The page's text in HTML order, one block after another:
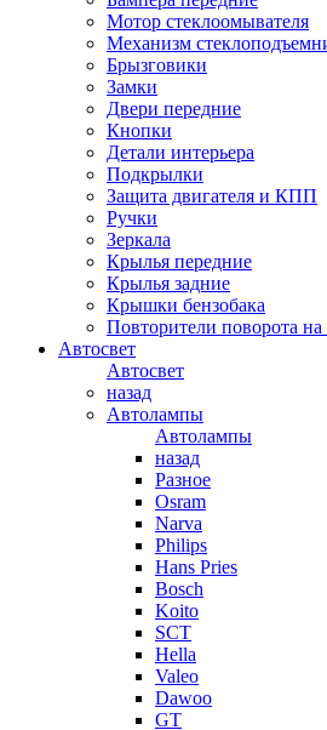
Мотор стеклоомывателя
Механизм
Брызговики
Замки
Двери передние
Кнопки
Детали интерьера
Подкрылки
Защита двигателя и КПП
Ручки
Зеркала
Крылья передние
Крылья задние
Крышки бензобака
Повторители поворота
Автосвет
Автосвет
назад
Автолампы
Автолампы
назад
Разное
Osram
Narva
Philips
Hans Pries
Bosch
Koito
SCT
Hella
Valeo
Dawoo
GT